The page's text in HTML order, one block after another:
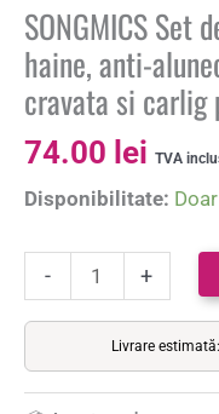
SONGMICS Set
haine, anti-
cravata si
74.00 lei TVA
Disponibilitate:
- +
Livrare estimată: